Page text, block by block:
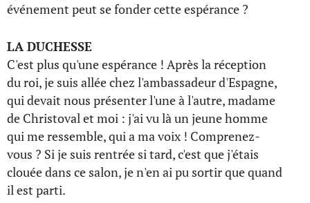
événement peut se fonder cette espérance ?
LA DUCHESSE
C'est plus qu'une espérance ! Après la réception
du roi, je suis allée chez l'ambassadeur d'Espagne,
qui devait nous présenter l'une à l'autre, madame
de Christoval et moi : j'ai vu là un jeune homme
qui me ressemble, qui a ma voix ! Comprenez-
vous ? Si je suis rentrée si tard, c'est que j'étais
clouée dans ce salon, je n'en ai pu sortir que quand
il est parti.